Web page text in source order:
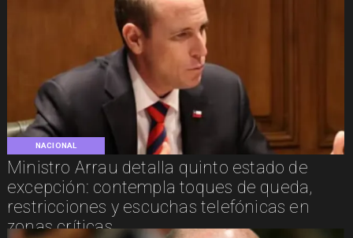
NACIONAL
Ministro Arrau detalla quinto estado de
excepción: contempla toques de queda,
restricciones y escuchas telefónicas en
zonas críticas